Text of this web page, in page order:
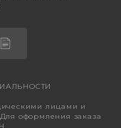
лицами и
оформления заказа